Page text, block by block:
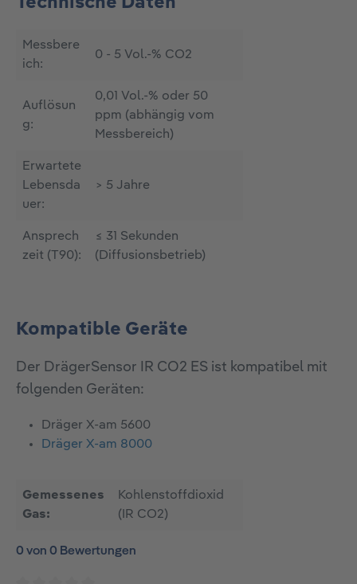
Messbere
ich:
0 - 5 Vol.-% CO2
Auflösun
g:
0,01 Vol.-% oder 50
ppm (abhängig vom
Messbereich)
Erwartete
Lebensda
uer:
> 5 Jahre
Ansprech
zeit (T90):
≤ 31 Sekunden
(Diffusionsbetrieb)
Kompatible Geräte
Der DrägerSensor IR CO2 ES ist kompatibel mit
folgenden Geräten:
Dräger X-am 5600
Dräger X-am 8000
Gemessenes
Gas:
Kohlenstoffdioxid
(IR CO2)
0 von 0 Bewertungen